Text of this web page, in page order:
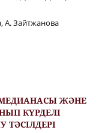
А. Зайтжанова
ЖӘНЕ
КҮРДЕЛІ
ТӘСІЛДЕРІ